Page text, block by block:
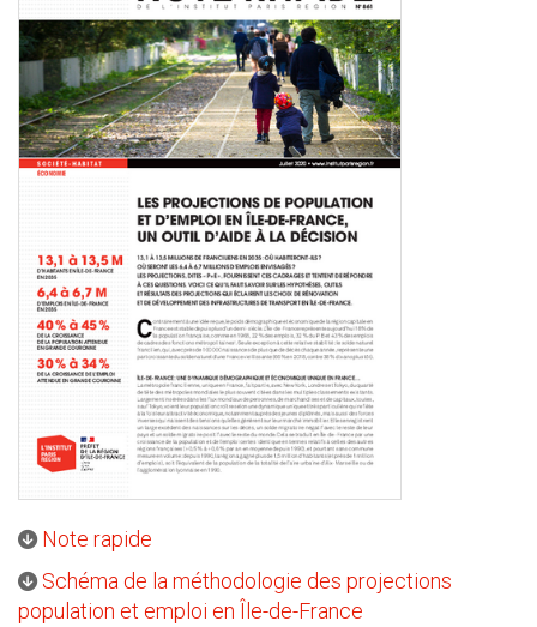
Note rapide
Schéma de la méthodologie des projections
population et emploi en Île-de-France